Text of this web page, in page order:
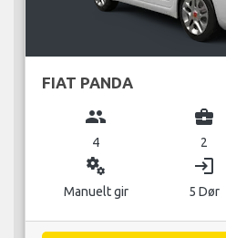
FIAT PANDA
group
4
business_center
2
miscellaneous_services
Manuelt gir
login
5 Dør